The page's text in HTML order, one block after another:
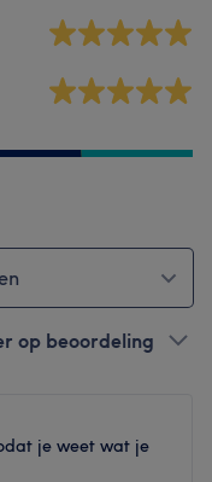
op beoordeling
je weet wat je